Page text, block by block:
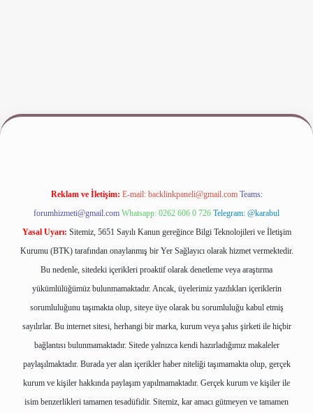
www.betexper.xyz/
Reklam ve İletişim: E-mail: backlinkpaneli@gmail.com Teams:
forumhizmeti@gmail.com Whatsapp: 0262 606 0 726 Telegram: @karabul
Yasal Uyarı: Sitemiz, 5651 Sayılı Kanun gereğince Bilgi Teknolojileri ve İletişim
Kurumu (BTK) tarafından onaylanmış bir Yer Sağlayıcı olarak hizmet vermektedir.
Bu nedenle, sitedeki içerikleri proaktif olarak denetleme veya araştırma
yükümlülüğümüz bulunmamaktadır. Ancak, üyelerimiz yazdıkları içeriklerin
sorumluluğunu taşımakta olup, siteye üye olarak bu sorumluluğu kabul etmiş
sayılırlar. Bu internet sitesi, herhangi bir marka, kurum veya şahıs şirketi ile hiçbir
bağlantısı bulunmamaktadır. Sitede yalnızca kendi hazırladığımız makaleler
paylaşılmaktadır. Burada yer alan içerikler haber niteliği taşımamakta olup, gerçek
kurum ve kişiler hakkında paylaşım yapılmamaktadır. Gerçek kurum ve kişiler ile
isim benzerlikleri tamamen tesadüfidir. Sitemiz, kar amacı gütmeyen ve tamamen